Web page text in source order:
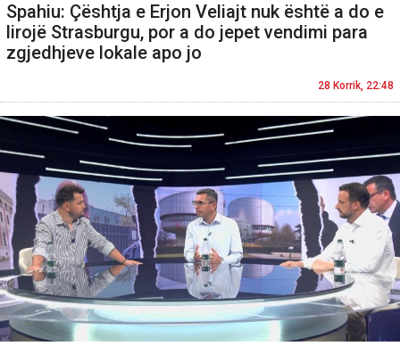
Spahiu: Çështja e Erjon Veliajt nuk është a do e
lirojë Strasburgu, por a do jepet vendimi para
zgjedhjeve lokale apo jo
28 Korrik, 22:48